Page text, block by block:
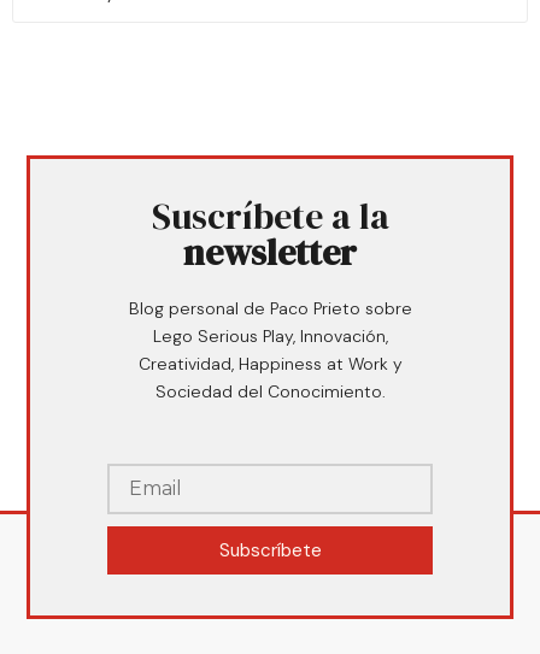
Suscríbete a la
newsletter
Blog personal de Paco Prieto sobre
Lego Serious Play, Innovación,
Creatividad, Happiness at Work y
Sociedad del Conocimiento.
Subscríbete